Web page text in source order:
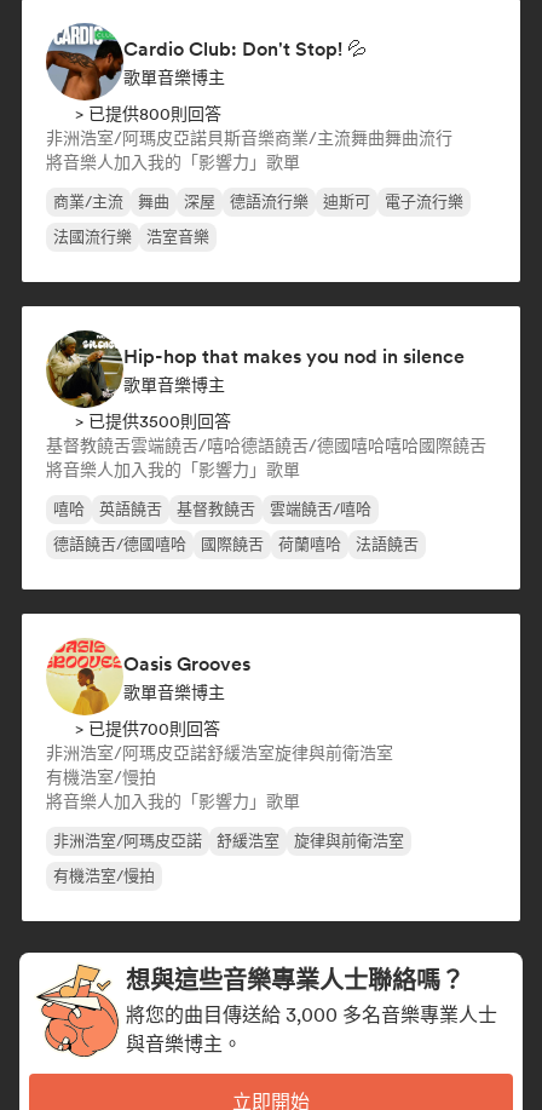
Cardio Club: Don't Stop! 💦
歌單音樂博主
> 已提供800則回答
非洲浩室/阿瑪皮亞諾貝斯音樂商業/主流舞曲舞曲流行
將音樂人加入我的「影響力」歌單
商業/主流 舞曲 深屋 德語流行樂 迪斯可
電子流行樂
法國流行樂
浩室音樂
Hip-hop that makes you nod in silence
歌單音樂博主
> 已提供3500則回答
基督教饒舌雲端饒舌/嘻哈德語饒舌/德國嘻哈嘻哈國際饒舌
將音樂人加入我的「影響力」歌單
嘻哈 英語饒舌 基督教饒舌
雲端饒舌/嘻哈
德語饒舌/德國嘻哈
國際饒舌 荷蘭嘻哈 法語饒舌
Oasis Grooves
歌單音樂博主
> 已提供700則回答
非洲浩室/阿瑪皮亞諾舒緩浩室旋律與前衛浩室
有機浩室/慢拍
將音樂人加入我的「影響力」歌單
非洲浩室/阿瑪皮亞諾 舒緩浩室
旋律與前衛浩室
有機浩室/慢拍
想與這些音樂專業人士聯絡嗎？
將您的曲目傳送給 3,000 多名音樂專業人士
與音樂博主。
立即開始